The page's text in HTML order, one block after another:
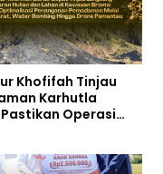
Khofifah Tinjau
Karhutla
Operasi